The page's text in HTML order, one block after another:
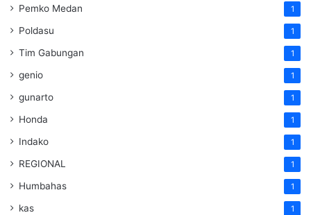
Pemko Medan 1
Poldasu 1
Tim Gabungan 1
genio 1
gunarto 1
Honda 1
Indako 1
REGIONAL 1
Humbahas 1
kas 1